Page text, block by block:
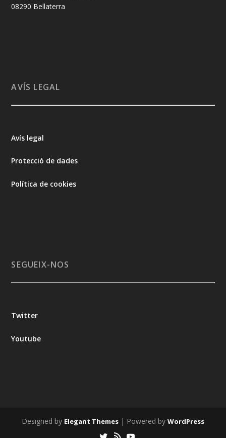
08290 Bellaterra
AVÍS LEGAL
Avís legal
Protecció de dades
Política de cookies
SEGUEIX-NOS
Twitter
Youtube
Designed by Elegant Themes | Powered by WordPress